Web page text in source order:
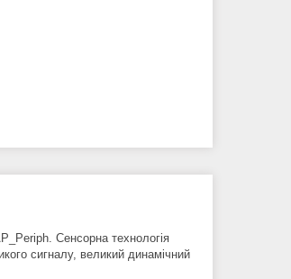
Сенсорна технологія
сигналу, великий динамічний